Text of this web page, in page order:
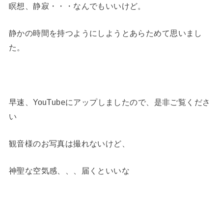
瞑想、静寂・・・なんでもいいけど。
静かの時間を持つようにしようとあらためて思いまし
た。
早速、YouTubeにアップしましたので、是非ご覧くださ
い
観音様のお写真は撮れないけど、
神聖な空気感、、、届くといいな